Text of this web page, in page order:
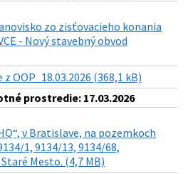
zo zisťovacieho konania
- Nový stavebný obvod
OOP_18.03.2026 (368,1 kB)
prostredie: 17.03.2026
v Bratislave, na pozemkoch
1, 9134/13, 9134/68,
Mesto. (4,7 MB)